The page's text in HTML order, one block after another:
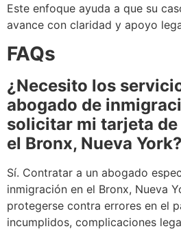
Este enfoque ayuda a que su
avance con claridad y apoyo
FAQs
¿Necesito los
abogado de
solicitar mi tarjeta
el Bronx, Nueva York?
Sí. Contratar a un abogado
inmigración en el Bronx, Nueva
protegerse contra errores en el
incumplidos, complicaciones